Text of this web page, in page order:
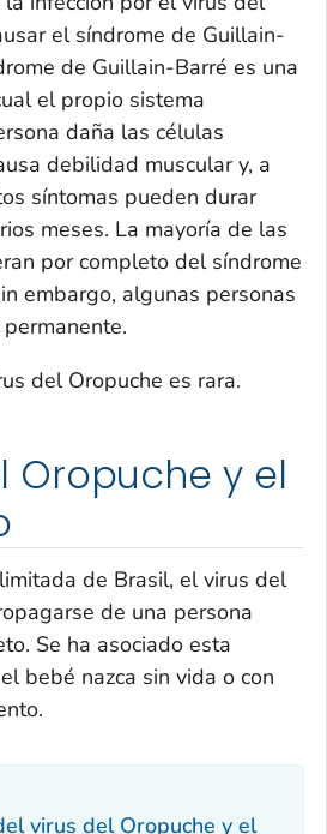
el síndrome de Guillain-
de Guillain-Barré es una
el propio sistema
daña las células
debilidad muscular y, a
síntomas pueden durar
meses. La mayoría de las
por completo del síndrome
embargo, algunas personas
del Oropuche es rara.
Oropuche y el
de Brasil, el virus del
de una persona
Se ha asociado esta
bebé nazca sin vida o con
virus del Oropuche y el